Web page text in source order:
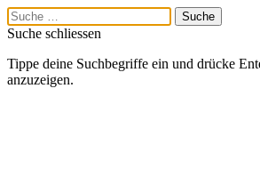
Suche schliessen
Tippe deine Suchbegriffe ein und drücke
anzuzeigen.